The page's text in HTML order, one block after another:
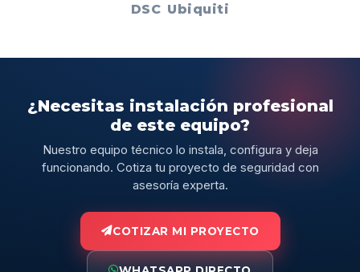
DSC Ubiquiti
¿Necesitas instalación profesional
de este equipo?
Nuestro equipo técnico lo instala, configura y deja
funcionando. Cotiza tu proyecto de seguridad con
asesoría experta.
COTIZAR MI PROYECTO